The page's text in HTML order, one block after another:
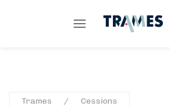
Trames Cessions